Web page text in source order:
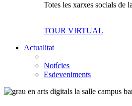
Totes les xarxes socials de
TOUR VIRTUAL
Actualitat
Notícies
Esdeveniments